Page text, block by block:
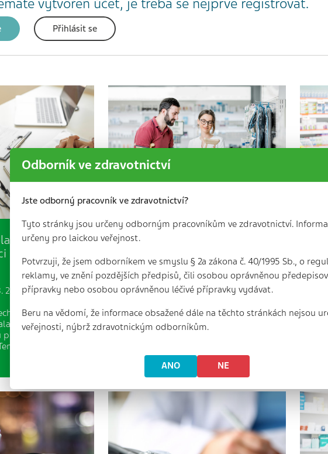
vytvořen účet, je třeba se nejprve registrovat.
Přihlásit se
zákoníku
legislativního
2025
se Poslanecká
důležitou
známou též
návrh, který
Povinná hlášení výpadků
zdravotnických prostředků
3 min. | 5. 3. 2025
Na základě evropské legislativy je již
od počátku roku 2025 (konkrétně
od 10. ledna 2025) účinná povinnost
prostředků…
Odborník ve zdravotnictví
Jste odborný pracovník ve zdravotnictví?
Tyto stránky jsou určeny odborným pracovníkům ve zdravotnictví.
určeny pro laickou veřejnost.
Potvrzuji, že jsem odborníkem ve smyslu § 2a zákona č. 40/1995 Sb., o
reklamy, ve znění pozdějších předpisů, čili osobou oprávněnou
přípravky nebo osobou oprávněnou léčivé přípravky vydávat.
Beru na vědomí, že informace obsažené dále na těchto stránkách nejsou
veřejnosti, nýbrž zdravotnickým odborníkům.
ANO NE